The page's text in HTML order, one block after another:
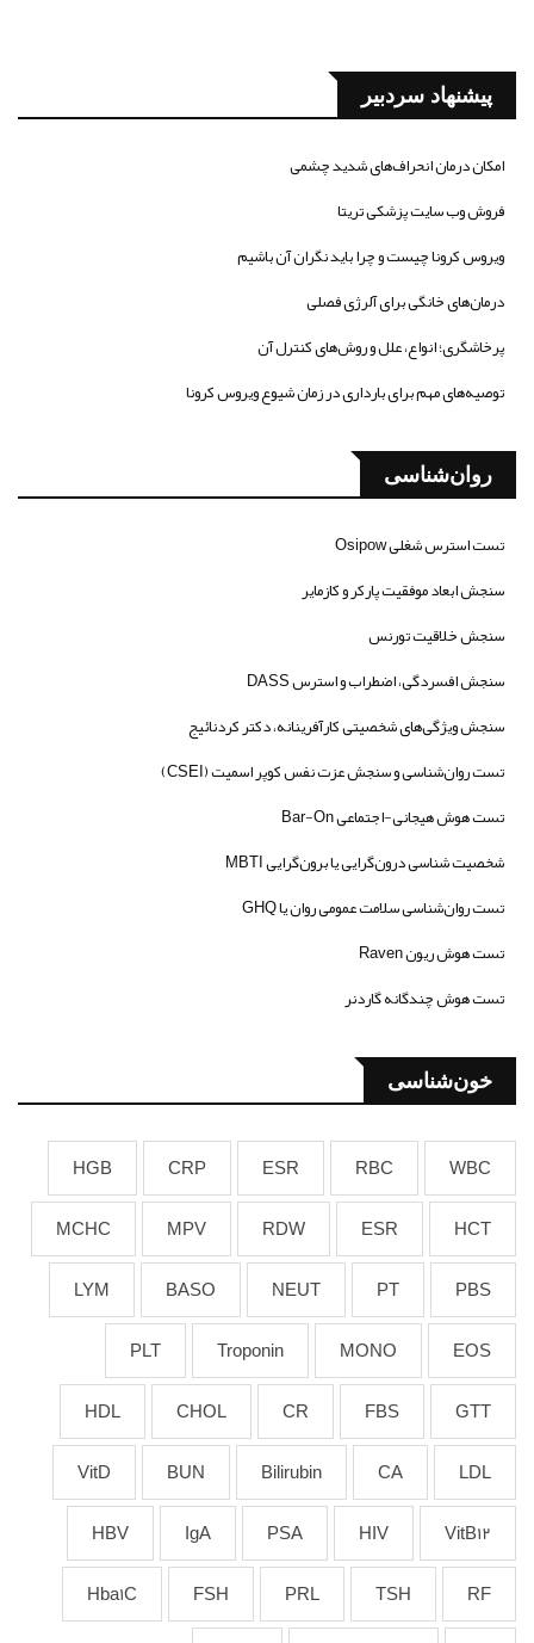
پیشنهاد سردبیر
امکان درمان انحراف‌های شدید چشمی
فروش وب سایت پزشکی تریتا
ویروس کرونا چیست و چرا باید نگران آن باشیم
درمان‌های خانگی برای آلرژی فصلی
پرخاشگری؛ انواع، علل و روش‌های کنترل آن
توصیه‌های مهم برای بارداری در زمان شیوع ویروس کرونا
روان‌شناسی
تست استرس شغلی Osipow
سنجش ابعاد موفقیت پارکر و کازمایر
سنجش خلاقیت تورنس
سنجش افسردگی، اضطراب و استرس DASS
سنجش ویژگی‌های شخصیتی کارآفرینانه، دکتر کردنائیج
تست روان‌شناسی و سنجش عزت نفس کوپر اسمیت (CSEI)
تست هوش هیجانی-اجتماعی Bar-On
شخصیت شناسی درون‌گرایی یا برون‌گرایی MBTI
تست روان‌شناسی سلامت عمومی روان یا GHQ
تست هوش ریون Raven
تست هوش چندگانه گاردنر
خون‌شناسی
WBC
RBC
ESR
CRP
HGB
HCT
ESR
RDW
MPV
MCHC
PBS
PT
NEUT
BASO
LYM
EOS
MONO
Troponin
PLT
GTT
FBS
CR
CHOL
HDL
LDL
CA
Bilirubin
BUN
VitD
VitB12
HIV
PSA
IgA
HBV
RF
TSH
PRL
FSH
Hba1C